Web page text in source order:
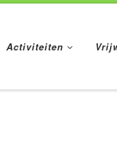
Activiteiten